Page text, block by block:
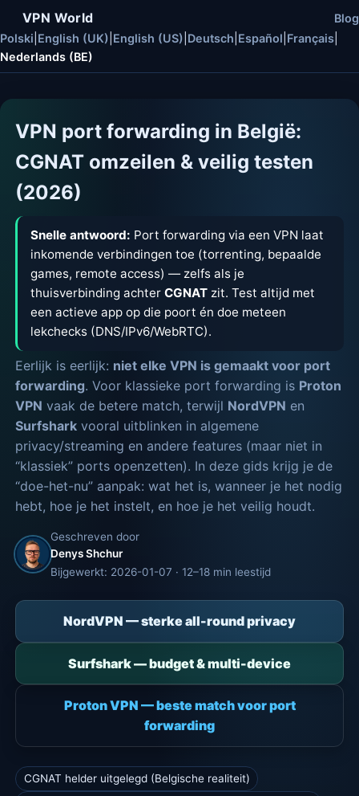
VPN World
Blog
Polski English (UK) English (US) Deutsch Español Français
Nederlands (BE)
VPN port forwarding in België:
CGNAT omzeilen & veilig testen
(2026)
Snelle antwoord: Port forwarding via een VPN laat
inkomende verbindingen toe (torrenting, bepaalde
games, remote access) — zelfs als je
thuisverbinding achterCGNAT zit. Test altijd met
een actieve app op die poort én doe meteen
lekchecks (DNS/IPv6/WebRTC).
Eerlijk is eerlijk: niet elke VPN is gemaakt voor port
forwarding. Voor klassieke port forwarding is Proton
VPN vaak de betere match, terwijl NordVPN en
Surfshark vooral uitblinken in algemene
privacy/streaming en andere features (maar niet in
“klassiek” ports openzetten). In deze gids krijg je de
“doe-het-nu” aanpak: wat het is, wanneer je het nodig
hebt, hoe je het instelt, en hoe je het veilig houdt.
Geschreven door
Denys Shchur
Bijgewerkt: 2026-01-07 · 12–18 min leestijd
NordVPN — sterke all-round privacy
Surfshark — budget & multi-device
Proton VPN — beste match voor port
forwarding
CGNAT helder uitgelegd (Belgische realiteit)